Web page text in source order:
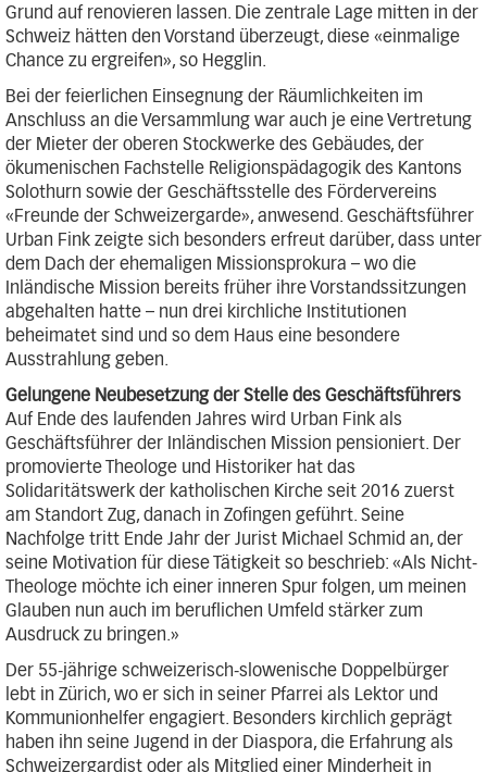
Grund auf renovieren lassen. Die zentrale Lage mitten in der
Schweiz hätten den Vorstand überzeugt, diese «einmalige
Chance zu ergreifen», so Hegglin.
Bei der feierlichen Einsegnung der Räumlichkeiten im
Anschluss an die Versammlung war auch je eine Vertretung
der Mieter der oberen Stockwerke des Gebäudes, der
ökumenischen Fachstelle Religionspädagogik des Kantons
Solothurn sowie der Geschäftsstelle des Fördervereins
«Freunde der Schweizergarde», anwesend. Geschäftsführer
Urban Fink zeigte sich besonders erfreut darüber, dass unter
dem Dach der ehemaligen Missionsprokura – wo die
Inländische Mission bereits früher ihre Vorstandssitzungen
abgehalten hatte – nun drei kirchliche Institutionen
beheimatet sind und so dem Haus eine besondere
Ausstrahlung geben.
Gelungene Neubesetzung der Stelle des Geschäftsführers
Auf Ende des laufenden Jahres wird Urban Fink als
Geschäftsführer der Inländischen Mission pensioniert. Der
promovierte Theologe und Historiker hat das
Solidaritätswerk der katholischen Kirche seit 2016 zuerst
am Standort Zug, danach in Zofingen geführt. Seine
Nachfolge tritt Ende Jahr der Jurist Michael Schmid an, der
seine Motivation für diese Tätigkeit so beschrieb: «Als Nicht-
Theologe möchte ich einer inneren Spur folgen, um meinen
Glauben nun auch im beruflichen Umfeld stärker zum
Ausdruck zu bringen.»
Der 55-jährige schweizerisch-slowenische Doppelbürger
lebt in Zürich, wo er sich in seiner Pfarrei als Lektor und
Kommunionhelfer engagiert. Besonders kirchlich geprägt
haben ihn seine Jugend in der Diaspora, die Erfahrung als
Schweizergardist oder als Mitglied einer Minderheit in